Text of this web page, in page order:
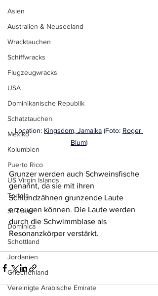
Asien
Australien & Neuseeland
Wracktauchen
Schiffwracks
Flugzeugwracks
USA
Dominikanische Republik
Schatztauchen
Mexiko
Kolumbien
Puerto Rico
US Virgin Islands
Tortola
St. Lucia
Dominica
Schottland
Jordanien
Griechenland
Vereinigte Arabische Emirate
Location: Kingsdom, Jamaika (Foto: Roger
Blum)
Grunzer werden auch Schweinsfische
genannt, da sie mit ihren
Schlundzähnen grunzende Laute
erzeugen können. Die Laute werden
durch die Schwimmblase als
Resonanzkörper verstärkt.